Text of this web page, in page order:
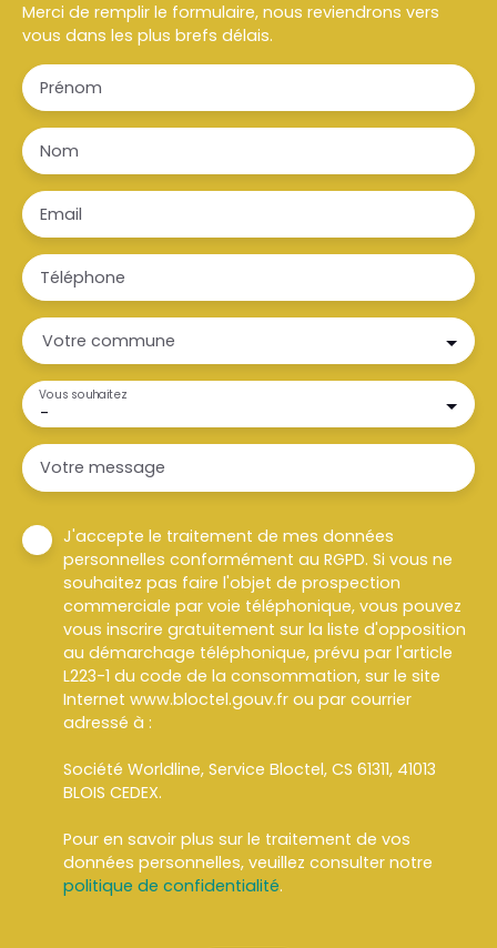
Merci de remplir le formulaire, nous reviendrons vers
vous dans les plus brefs délais.
Prénom
Nom
Email
Téléphone
Votre commune
-
Vous souhaitez
Votre message
J'accepte le traitement de mes données
personnelles conformément au RGPD. Si vous ne
souhaitez pas faire l'objet de prospection
commerciale par voie téléphonique, vous pouvez
vous inscrire gratuitement sur la liste d'opposition
au démarchage téléphonique, prévu par l'article
L223-1 du code de la consommation, sur le site
Internet www.bloctel.gouv.fr ou par courrier
adressé à :
Société Worldline, Service Bloctel, CS 61311, 41013
BLOIS CEDEX.
Pour en savoir plus sur le traitement de vos
données personnelles, veuillez consulter notre
politique de confidentialité.